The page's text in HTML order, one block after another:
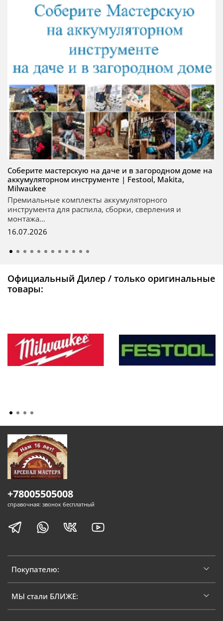
Соберите мастерскую на даче и в загородном доме на
аккумуляторном инструменте | Festool, Makita,
Milwaukee
Премиальные комплекты аккумуляторного
инструмента для распила, сборки, сверления и
монтажа...
16.07.2026
Официальный Дилер / только оригинальные
товары:
Покупателю:
МЫ стали БЛИЖЕ:
+78005505008
справочная: звонок бесплатный